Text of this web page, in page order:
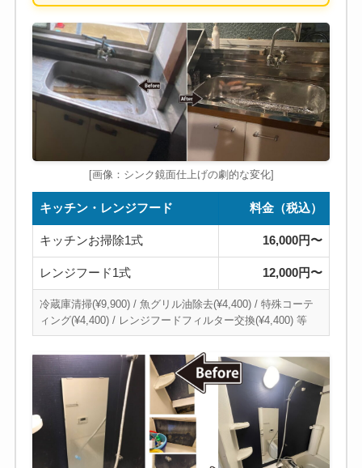
[画像：シンク鏡面仕上げの劇的な変化]
キッチン・レンジフード 料金（税込）
キッチンお掃除1式 16,000円〜
レンジフード1式 12,000円〜
冷蔵庫清掃(¥9,900) / 魚グリル油除去(¥4,400) / 特殊コーテ
ィング(¥4,400) / レンジフードフィルター交換(¥4,400) 等